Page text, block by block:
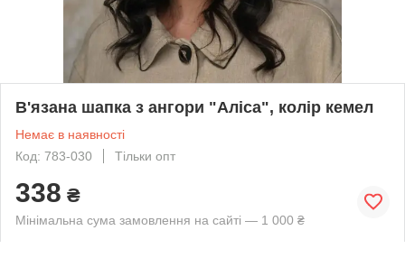
В'язана шапка з ангори "Аліса", колір кемел
Немає в наявності
Код: 783-030
Тільки опт
338 ₴
Мінімальна сума замовлення на сайті — 1 000 ₴